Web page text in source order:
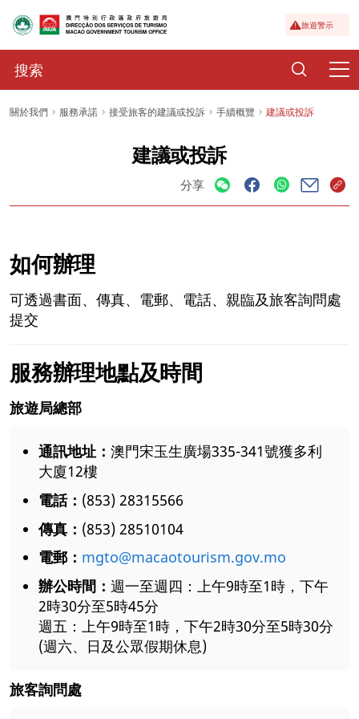
旅遊警示
關於我們 服務承諾 接受旅客的建議或投訴 手續概覽 建議或投訴
建議或投訴
分享
如何辦理
可透過書面、傳真、電郵、電話、親臨及旅客詢問處
提交
服務辦理地點及時間
旅遊局總部
通訊地址： 澳門宋玉生廣場335-341號獲多利
大廈12樓
電話： (853) 28315566
傳真： (853) 28510104
電郵： mgto@macaotourism.gov.mo
辦公時間： 週一至週四：上午9時至1時，下午
2時30分至5時45分
週五：上午9時至1時，下午2時30分至5時30分
(週六、日及公眾假期休息)
旅客詢問處